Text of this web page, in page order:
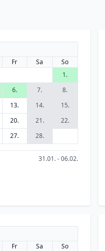
Fr Sa
So
1.
6. 7.
8.
13. 14.
15.
20. 21.
22.
27. 28.
31.01. - 06.02.
Fr Sa
So